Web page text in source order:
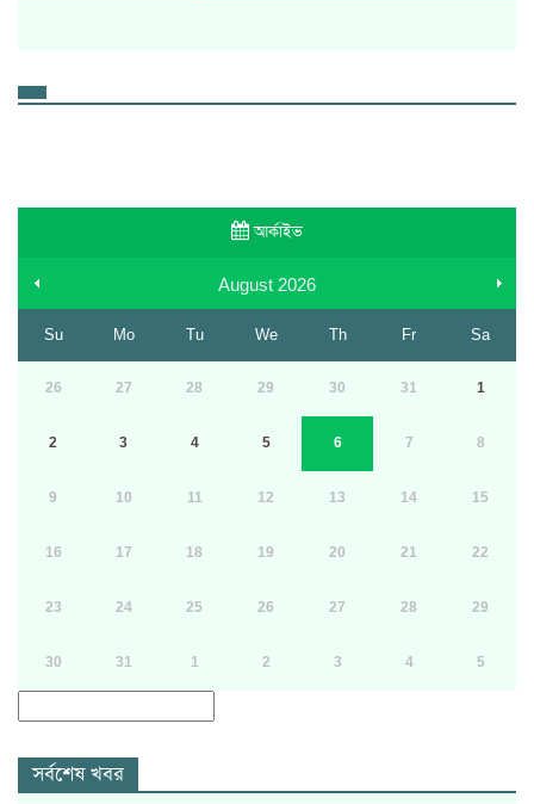
আর্কাইভ
August 2026
Su Mo Tu We Th Fr Sa
26 27 28 29 30 31 1
2 3 4 5 6 7 8
9 10 11 12 13 14 15
16 17 18 19 20 21 22
23 24 25 26 27 28 29
30 31 1 2 3 4 5
সর্বশেষ খবর